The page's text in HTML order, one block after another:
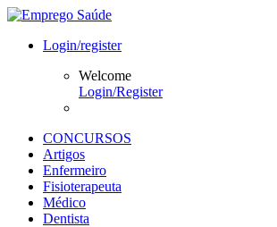
Login/register
Welcome
Login/Register
CONCURSOS
Artigos
Enfermeiro
Fisioterapeuta
Médico
Dentista